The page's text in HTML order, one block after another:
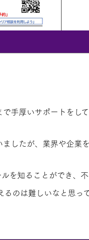
で手厚いサポートを
したが、業界や企
ルを知ることができ、
るのは難しいなと思